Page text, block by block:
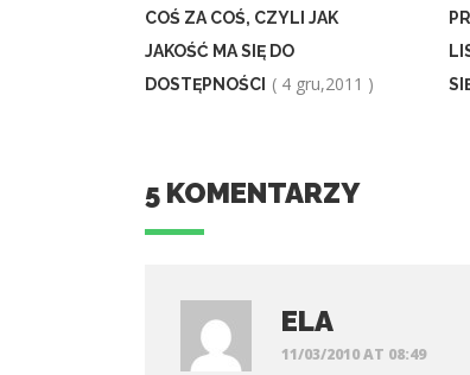
COŚ ZA COŚ, CZYLI JAK
JAKOŚĆ MA SIĘ DO
DOSTĘPNOŚCI
( 4 gru,2011 )
5 KOMENTARZY
ELA
11/03/2010 AT 08:49